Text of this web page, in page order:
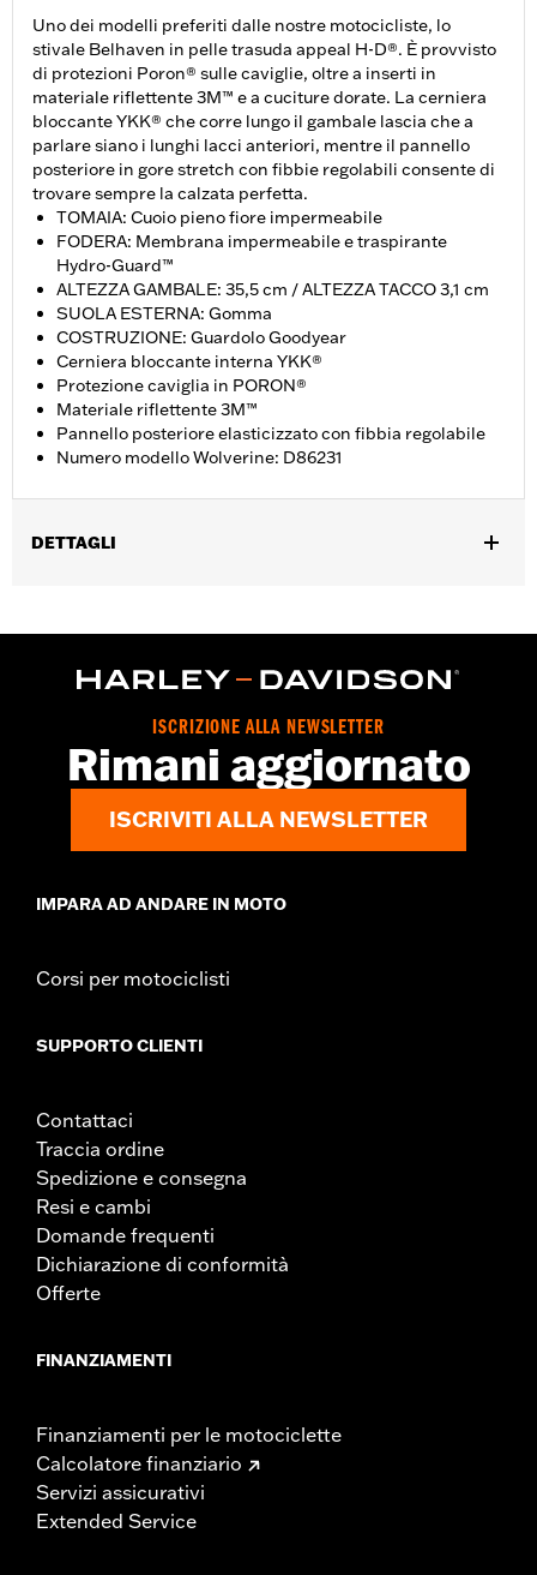
Uno dei modelli preferiti dalle nostre motocicliste, lo
stivale Belhaven in pelle trasuda appeal H-D®. È provvisto
di protezioni Poron® sulle caviglie, oltre a inserti in
materiale riflettente 3M™ e a cuciture dorate. La cerniera
bloccante YKK® che corre lungo il gambale lascia che a
parlare siano i lunghi lacci anteriori, mentre il pannello
posteriore in gore stretch con fibbie regolabili consente di
trovare sempre la calzata perfetta.
TOMAIA: Cuoio pieno fiore impermeabile
FODERA: Membrana impermeabile e traspirante
Hydro-Guard™
ALTEZZA GAMBALE: 35,5 cm / ALTEZZA TACCO 3,1 cm
SUOLA ESTERNA: Gomma
COSTRUZIONE: Guardolo Goodyear
Cerniera bloccante interna YKK®
Protezione caviglia in PORON®
Materiale riflettente 3M™
Pannello posteriore elasticizzato con fibbia regolabile
Numero modello Wolverine: D86231
DETTAGLI
GARANZIA:Garanzia del produttore Wolverine Worldwide –
complete
Importata
Dimension Description:ALTEZZA GAMBALE: 35,6 cm /
ALTEZZA TACCO 3,1 cm
ISCRIZIONE ALLA NEWSLETTER
Rimani aggiornato
ISCRIVITI ALLA NEWSLETTER
IMPARA AD ANDARE IN MOTO
Corsi per motociclisti
SUPPORTO CLIENTI
Contattaci
Traccia ordine
Spedizione e consegna
Resi e cambi
Domande frequenti
Dichiarazione di conformità
Offerte
FINANZIAMENTI
Finanziamenti per le motociclette
Calcolatore finanziario
Servizi assicurativi
Extended Service